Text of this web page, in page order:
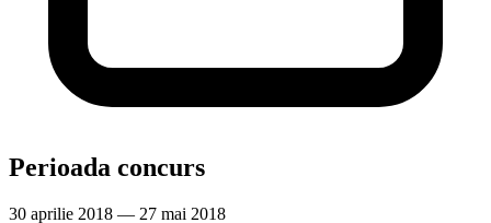
Perioada concurs
30 aprilie 2018 — 27 mai 2018